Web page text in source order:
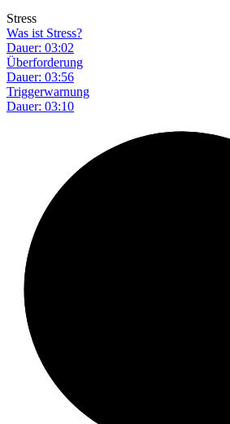
Stress
Was ist Stress?
Dauer: 03:02
Überforderung
Dauer: 03:56
Triggerwarnung
Dauer: 03:10